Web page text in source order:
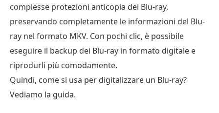
complesse protezioni anticopia dei Blu-ray,
preservando completamente le informazioni del Blu-
ray nel formato MKV. Con pochi clic, è possibile
eseguire il backup dei Blu-ray in formato digitale e
riprodurli più comodamente.
Quindi, come si usa per digitalizzare un Blu-ray?
Vediamo la guida.